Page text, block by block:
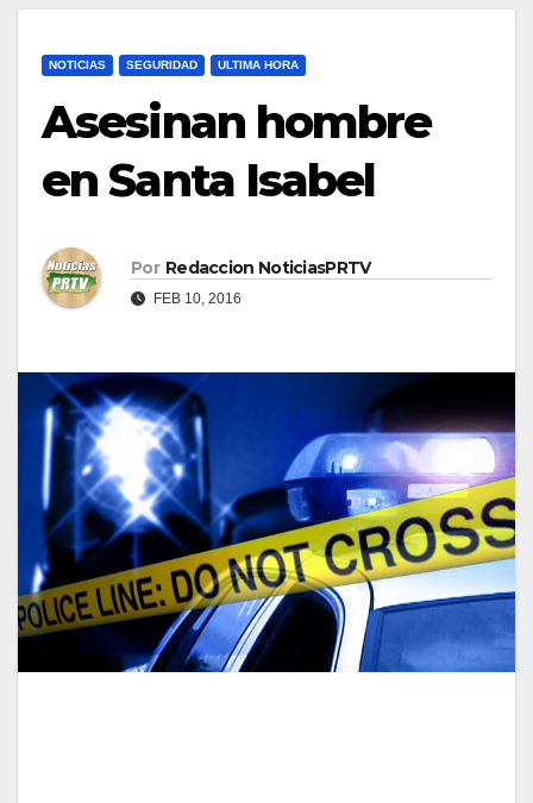
NOTICIAS SEGURIDAD ULTIMA HORA
Asesinan hombre
en Santa Isabel
Por Redaccion NoticiasPRTV
FEB 10, 2016